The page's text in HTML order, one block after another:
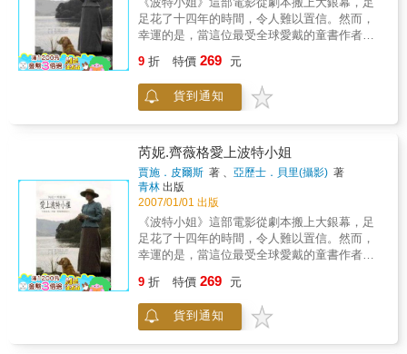
連成一齣從矛盾對立的父子關係演變出來的似
遠實近的祖孫親情─《爺爺的家》。燈塔的強光
那是一個多數人不曾想像過的高雄港景觀，佔
領制高點的電影，讓波光粼粼的大海有如一張
畫布，導演在上面寫詩，觀眾則上面畫夢了。
主角李武雄是清理船底的潛水工，總是駕駛著
小舢舨就來到大輪船旁，總是掛上最簡陋的配
備就要下海，大與小的對比，配備簡單的器械
就想挑戰海底螺漿，都已暗示著工作的危險
性，更何況下到海底的勞動勤務，光源不足的
視界，難以預測的洋流與壓力，怵目驚心的海
底人生，成就了舊海港工業的手工勞務素描。
蔡岳勳導演選擇了漂流‧唯有出海，才能漂流，
唯有漂流，才見得海天壯闊。《痞子英雄》還
遊艇出海緝凶了，海港城市的南區分局破案
王，怎麼可能讓海洋困住？敢於出海，格局與
視野就上了好幾層樓，讓同輩難以企及，到了
中窺知編劇與導演精采的互動方式，以及對
《悲情城市》、《海上花》的梁朝偉、《好男
好女》的伊能靜、《青梅竹馬》的蔡琴等演員
的敏銳觀察。
足花了十四年的時間，令人難以置信。然而，
幸運的是，當這位最受全球愛戴的童書作者－
一支夢幻的工作團隊。 領銜主演的奧斯卡得獎
女星芮妮&#8228;齊薇格飾演碧雅翠絲&#8228;
波特，伊旺&#8228;麥奎格扮演碧雅翠絲深愛的
他繼《我不笨》後的第一部電影作品。 賈施
&#8228;皮爾斯在這本書中娓娓道來本片漫長的
發展過程。他親身蒞臨片場，挖掘芮妮&#8228;
齊薇格如何鑽研、領會碧雅翠絲這個角色的心
路歷程，並當面訪問所有主要的演員、劇組工
作人員、導演及製作人，揭露電影真實的幕後
花絮。攝影師亞歷士&#8228;貝里全程參與電影
拍攝的過程，提供美不勝收的片場劇照和豐富
精彩的背景影像，再現製作《波特小姐》這部
9 折 特價 269 元
貨到通知
芮妮.齊薇格愛上波特小姐
賈施．皮爾斯 著 、亞歷士．貝里(攝影) 著
青林 出版
2007/01/01 出版
《波特小姐》這部電影從劇本搬上大銀幕，足
足花了十四年的時間，令人難以置信。然而，
幸運的是，當這位最受全球愛戴的童書作者－
一支夢幻的工作團隊。領銜主演的奧斯卡得獎
女星芮妮&#8228;齊薇格飾演碧雅翠絲&#8228;
波特，伊旺&#8228;麥奎格扮演碧雅翠絲深愛的
9 折 特價 269 元
貨到通知